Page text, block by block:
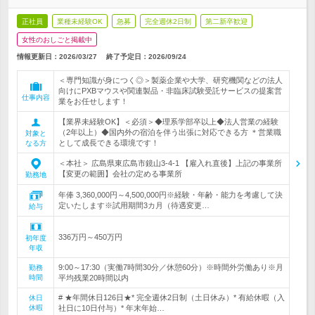
正社員 業種未経験OK 急募 完全週休2日制 第二新卒歓迎
女性のおしごと掲載中
情報更新日：2026/03/27 終了予定日： 2026/09/24
仕事内容
＜専門知識が身につく◎＞製薬企業や大学、研究機関などの法人
向けにPXBマウスや関連製品・非臨床試験受託サービスの提案営
業をお任せします！
対象と
なる方
【業界未経験OK】＜必須＞◆理系学部卒以上◆法人営業の経験
（2年以上）◆国内外の宿泊を伴う出張に対応できる方 ＊営業職
として成長できる環境です！
勤務地
＜本社＞ 広島県東広島市鏡山3-4-1 【雇入れ直後】上記の事業所
【変更の範囲】会社の定める事業所
給与
年俸 3,360,000円～4,500,000円※経験・年齢・能力を考慮して決
定いたします※試用期間3カ月（待遇変更…
初年度
年収
336万円～450万円
勤務
時間
9:00～17:30（実働7時間30分／休憩60分）※時間外労働あり※月
平均残業20時間以内
休日
休暇
# ★年間休日126日★* 完全週休2日制（土日休み）* 有給休暇（入
社日に10日付与）* 年末年始…